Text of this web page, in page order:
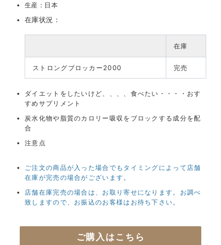
生産：日本
在庫状況：
在庫
ストロングブロッカー2000 完売
ダイエットをしたいけど、、、、食べたい・・・・おす
すめサプリメント
炭水化物や脂質のカロリー吸収をブロックする成分を配
合
注意点
ご注文の商品が入った場合でもタイミングによって店舗
在庫が完売の場合がございます。
店舗在庫完売の場合は、お取り寄せになります。お調べ
致しますので、お振込のお客様はお待ち下さい。
ご購入はこちら